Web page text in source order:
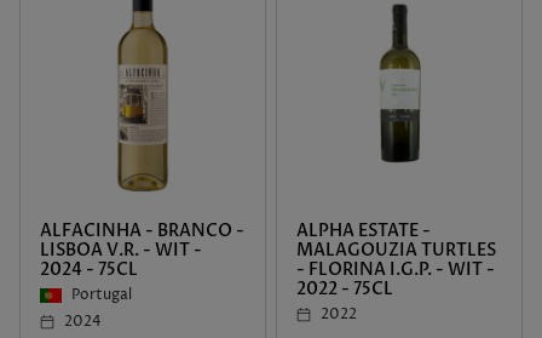
ALFACINHA - BRANCO -
LISBOA V.R. - WIT -
2024 - 75CL
Portugal
2024
ALPHA ESTATE -
MALAGOUZIA TURTLES
- FLORINA I.G.P. - WIT -
2022 - 75CL
2022